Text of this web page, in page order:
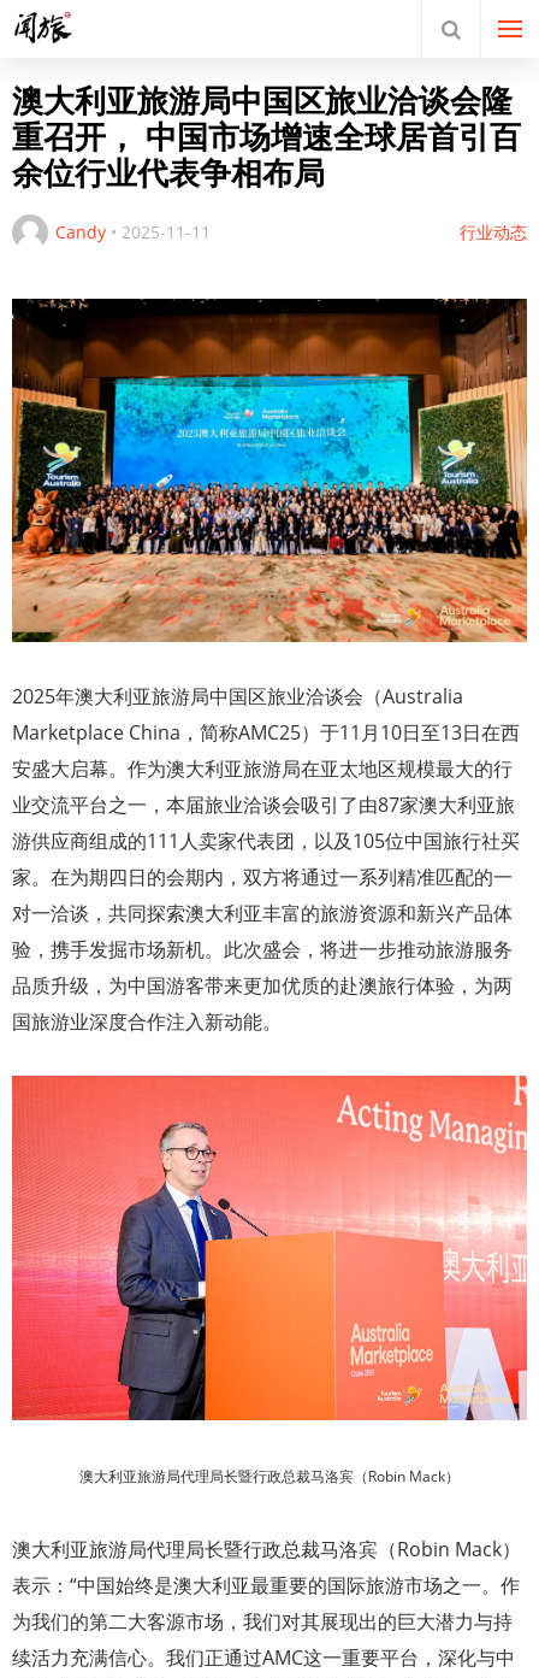
澳大利亚旅游局中国区旅业洽谈会隆
重召开， 中国市场增速全球居首引百
余位行业代表争相布局
Candy • 2025-11-11 行业动态
2025年澳大利亚旅游局中国区旅业洽谈会（Australia
Marketplace China，简称AMC25）于11月10日至13日在西
安盛大启幕。作为澳大利亚旅游局在亚太地区规模最大的行
业交流平台之一，本届旅业洽谈会吸引了由87家澳大利亚旅
游供应商组成的111人卖家代表团，以及105位中国旅行社买
家。在为期四日的会期内，双方将通过一系列精准匹配的一
对一洽谈，共同探索澳大利亚丰富的旅游资源和新兴产品体
验，携手发掘市场新机。此次盛会，将进一步推动旅游服务
品质升级，为中国游客带来更加优质的赴澳旅行体验，为两
国旅游业深度合作注入新动能。
澳大利亚旅游局代理局长暨行政总裁马洛宾 （Robin Mack）
澳大利亚旅游局代理局长暨行政总裁马洛宾（Robin Mack）
表示：“中国始终是澳大利亚最重要的国际旅游市场之一。作
为我们的第二大客源市场，我们对其展现出的巨大潜力与持
续活力充满信心。我们正通过AMC这一重要平台，深化与中